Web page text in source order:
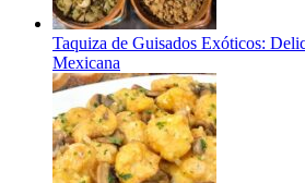
Taquiza de Guisados Exóticos:
Mexicana